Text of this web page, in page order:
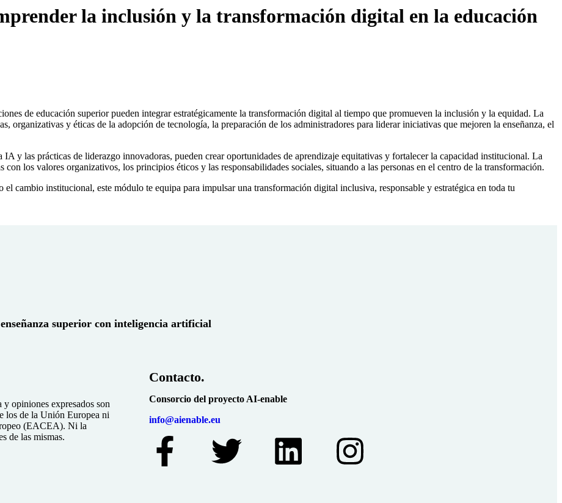
la inclusión y la transformación digital en la educación
de educación superior pueden integrar estratégicamente la transformación digital al tiempo que promueven la inclusión y la equidad. La
organizativas y éticas de la adopción de tecnología, la preparación de los administradores para liderar iniciativas que mejoren la enseñanza, el
y las prácticas de liderazgo innovadoras, pueden crear oportunidades de aprendizaje equitativas y fortalecer la capacidad institucional. La
los valores organizativos, los principios éticos y las responsabilidades sociales, situando a las personas en el centro de la transformación.
cambio institucional, este módulo te equipa para impulsar una transformación digital inclusiva, responsable y estratégica en toda tu
superior con inteligencia artificial
opiniones expresados son
los de la Unión Europea ni
(EACEA). Ni la
de las mismas.
Contacto.
Consorcio del proyecto AI-enable
info@aienable.eu